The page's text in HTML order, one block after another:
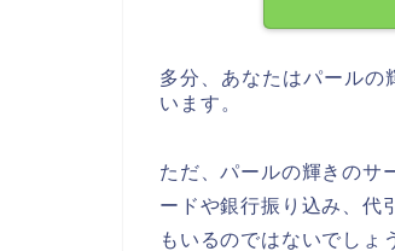
多分、あなたはパールの
います。
ただ、パールの輝きのサ
ードや銀行振り込み、代
もいるのではないでしょ